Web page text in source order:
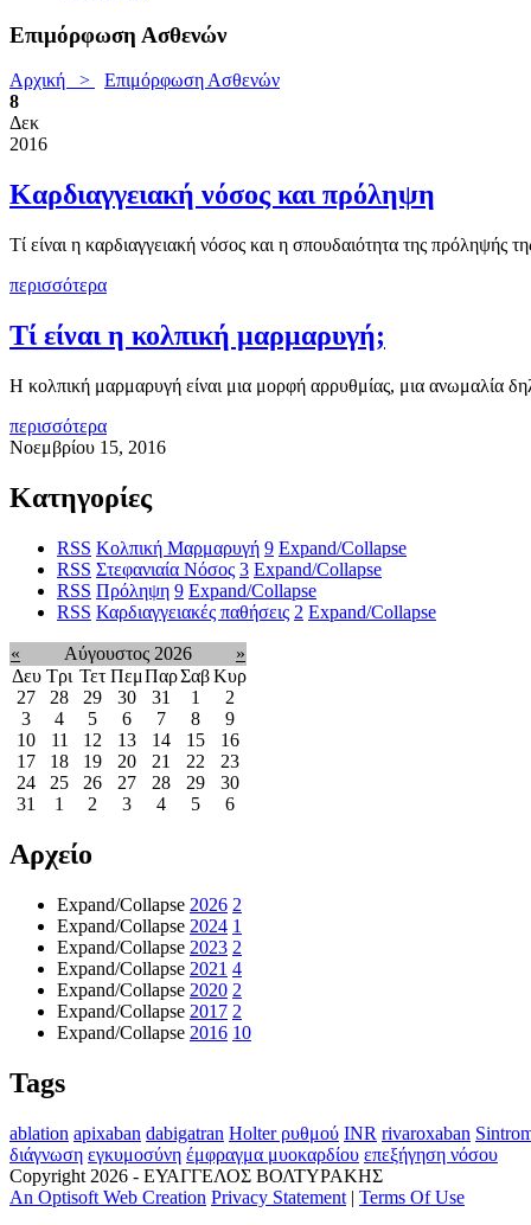
Επιμόρφωση Ασθενών
Αρχική >
Επιμόρφωση Ασθενών
8
Δεκ
2016
Καρδιαγγειακή νόσος και πρόληψη
Τί είναι η καρδιαγγειακή νόσος και η σπουδαιότητα της πρόληψής
περισσότερα
Τί είναι η κολπική μαρμαρυγή;
Η κολπική μαρμαρυγή είναι μια μορφή αρρυθμίας, μια ανωμαλία
περισσότερα
Νοεμβρίου 15, 2016
Κατηγορίες
RSS Κολπική Μαρμαρυγή 9 Expand/Collapse
RSS Στεφανιαία Νόσος 3 Expand/Collapse
RSS Πρόληψη 9 Expand/Collapse
RSS Καρδιαγγειακές παθήσεις 2 Expand/Collapse
« Αύγουστος 2026
»
Δευ Τρι Τετ ΠεμΠαρΣαβΚυρ
27
28 29 30 31 1
2
3
4 5 6 7 8
9
10
11 12 13 14 15
16
17
18 19 20 21 22
23
24
25 26 27 28 29
30
31
1 2 3 4 5 6
Αρχείο
Expand/Collapse 2026 2
Expand/Collapse 2024 1
Expand/Collapse 2023 2
Expand/Collapse 2021 4
Expand/Collapse 2020 2
Expand/Collapse 2017 2
Expand/Collapse 2016 10
Tags
ablation apixaban dabigatran Holter ρυθμού INR rivaroxaban
διάγνωση εγκυμοσύνη έμφραγμα μυοκαρδίου επεξήγηση νόσου
Copyright 2026 - ΕΥΑΓΓΕΛΟΣ ΒΟΛΤYΡΑΚΗΣ
An Optisoft Web Creation Privacy Statement | Terms Of Use